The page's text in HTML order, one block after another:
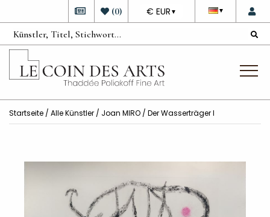
▼
DEVISE
€ EUR ▼
(0)
Startseite / Alle Künstler / Joan MIRO / Der Wasserträger I